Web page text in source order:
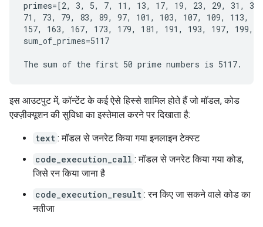
primes=[2, 3, 5, 7, 11, 13, 17, 19, 23, 29, 31,
71, 73, 79, 83, 89, 97, 101, 103, 107, 109, 113,
157, 163, 167, 173, 179, 181, 191, 193, 197, 199,
sum_of_primes=5117
इस आउटपुट में, कॉन्टेंट के कई ऐसे हिस्से शामिल होते हैं जो मॉडल, कोड
एक्ज़ीक्यूशन की सुविधा का इस्तेमाल करने पर दिखाता है:
text : मॉडल से जनरेट किया गया इनलाइन टेक्स्ट
code_execution_call : मॉडल से जनरेट किया गया कोड,
जिसे रन किया जाना है
code_execution_result : रन किए जा सकने वाले कोड का
नतीजा